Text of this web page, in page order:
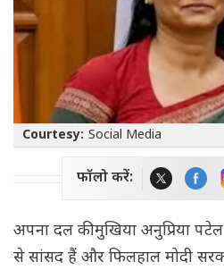
Courtesy: Social Media
फॉलो करें:
अपना दल की मुखिया अनुप्रिया
से सांसद हैं और फिलहाल मोदी